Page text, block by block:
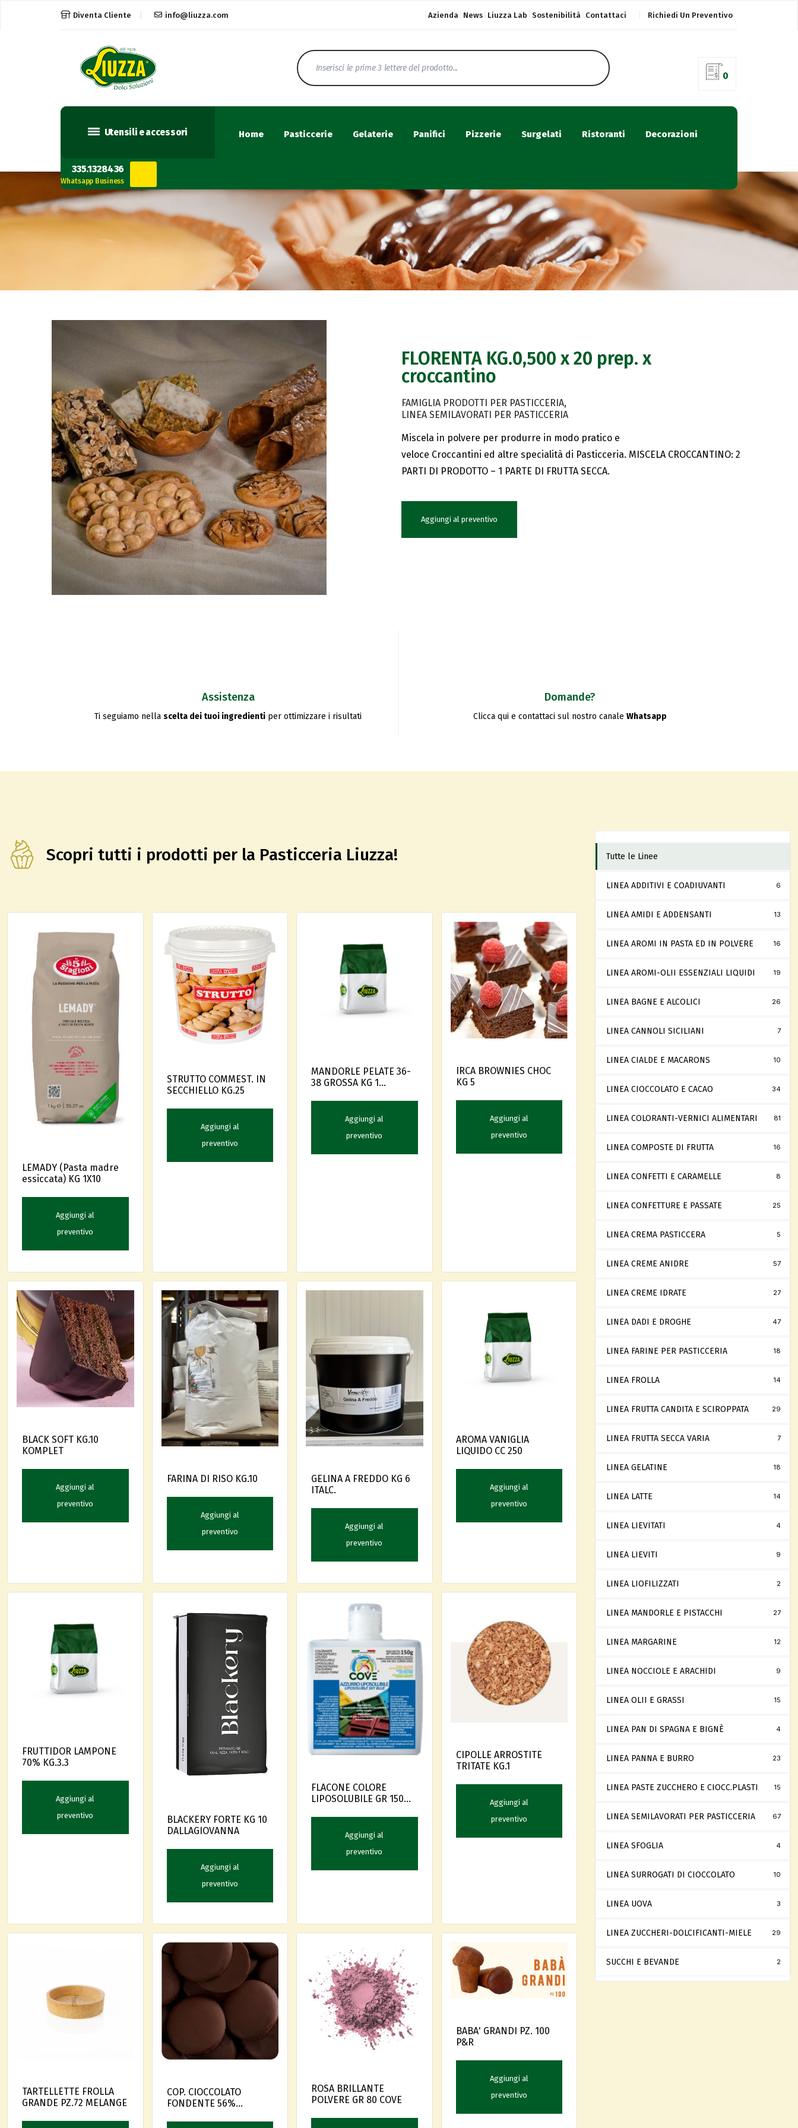
Diventa Cliente info@liuzza.com Azienda News Liuzza Lab Sostenibilità Contattaci Richiedi Un Preventivo
0
Utensili e accessori Home Pasticcerie Gelaterie Panifici Pizzerie Surgelati Ristoranti Decorazioni
335.1328436
Whatsapp Business
FLORENTA KG.0,500 x 20 prep. x
croccantino
FAMIGLIA PRODOTTI PER PASTICCERIA
LINEA SEMILAVORATI PER PASTICCERIA
Miscela in polvere per produrre in modo pratico e
veloce Croccantini ed altre specialità di Pasticceria. MISCELA CROCCANTINO: 2
PARTI DI PRODOTTO – 1 PARTE DI FRUTTA SECCA.
Aggiungi al preventivo
Assistenza
Ti seguiamo nella scelta dei tuoi ingredienti per ottimizzare i risultati
Domande?
Clicca qui e contattaci sul nostro canale Whatsapp
Scopri tutti i prodotti per la Pasticceria Liuzza!
LEMADY (Pasta madre
essiccata) KG 1X10
Aggiungi al
preventivo
STRUTTO COMMEST. IN
SECCHIELLO KG.25
Aggiungi al
preventivo
MANDORLE PELATE 36-
38 GROSSA KG 1
Aggiungi al
preventivo
IRCA BROWNIES CHOC
KG 5
Aggiungi al
preventivo
BLACK SOFT KG.10
KOMPLET
Aggiungi al
preventivo
FARINA DI RISO KG.10
Aggiungi al
preventivo
GELINA A FREDDO KG 6
ITALC.
Aggiungi al
preventivo
AROMA VANIGLIA
LIQUIDO CC 250
Aggiungi al
preventivo
FRUTTIDOR LAMPONE
70% KG.3.3
Aggiungi al
preventivo
BLACKERY FORTE KG 10
DALLAGIOVANNA
Aggiungi al
preventivo
FLACONE COLORE
LIPOSOLUBILE GR 150
Aggiungi al
preventivo
CIPOLLE ARROSTITE
TRITATE KG.1
Aggiungi al
preventivo
TARTELLETTE FROLLA
GRANDE PZ.72 MELANGE
COP. CIOCCOLATO
FONDENTE 56%
ROSA BRILLANTE
POLVERE GR 80 COVE
BABA' GRANDI PZ. 100
P&R
Aggiungi al
preventivo
Tutte le Linee
LINEA ADDITIVI E COADIUVANTI 6
LINEA AMIDI E ADDENSANTI 13
LINEA AROMI IN PASTA ED IN POLVERE 16
LINEA AROMI-OLII ESSENZIALI LIQUIDI 19
LINEA BAGNE E ALCOLICI 26
LINEA CANNOLI SICILIANI 7
LINEA CIALDE E MACARONS 10
LINEA CIOCCOLATO E CACAO 34
LINEA COLORANTI-VERNICI ALIMENTARI 81
LINEA COMPOSTE DI FRUTTA 16
LINEA CONFETTI E CARAMELLE 8
LINEA CONFETTURE E PASSATE 25
LINEA CREMA PASTICCERA 5
LINEA CREME ANIDRE 57
LINEA CREME IDRATE 27
LINEA DADI E DROGHE 47
LINEA FARINE PER PASTICCERIA 18
LINEA FROLLA 14
LINEA FRUTTA CANDITA E SCIROPPATA 29
LINEA FRUTTA SECCA VARIA 7
LINEA GELATINE 18
LINEA LATTE 14
LINEA LIEVITATI 4
LINEA LIEVITI 9
LINEA LIOFILIZZATI 2
LINEA MANDORLE E PISTACCHI 27
LINEA MARGARINE 12
LINEA NOCCIOLE E ARACHIDI 9
LINEA OLII E GRASSI 15
LINEA PAN DI SPAGNA E BIGNÈ 4
LINEA PANNA E BURRO 23
LINEA PASTE ZUCCHERO E CIOCC.PLASTI 15
LINEA SEMILAVORATI PER PASTICCERIA 67
LINEA SFOGLIA 4
LINEA SURROGATI DI CIOCCOLATO 10
LINEA UOVA 3
LINEA ZUCCHERI-DOLCIFICANTI-MIELE 29
SUCCHI E BEVANDE 2